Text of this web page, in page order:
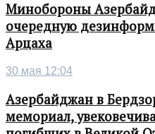
Минобороны
очередную
Арцаха
30 мая 12:04
Азербайджан в
мемориал,